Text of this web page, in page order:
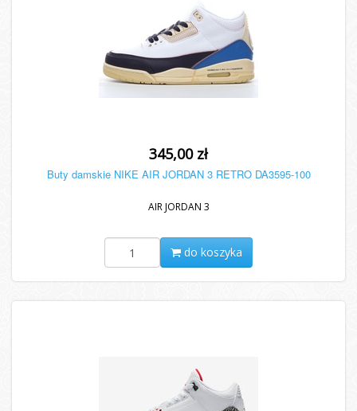
345,00 zł
Buty damskie NIKE AIR JORDAN 3 RETRO DA3595-100
AIR JORDAN 3
do koszyka